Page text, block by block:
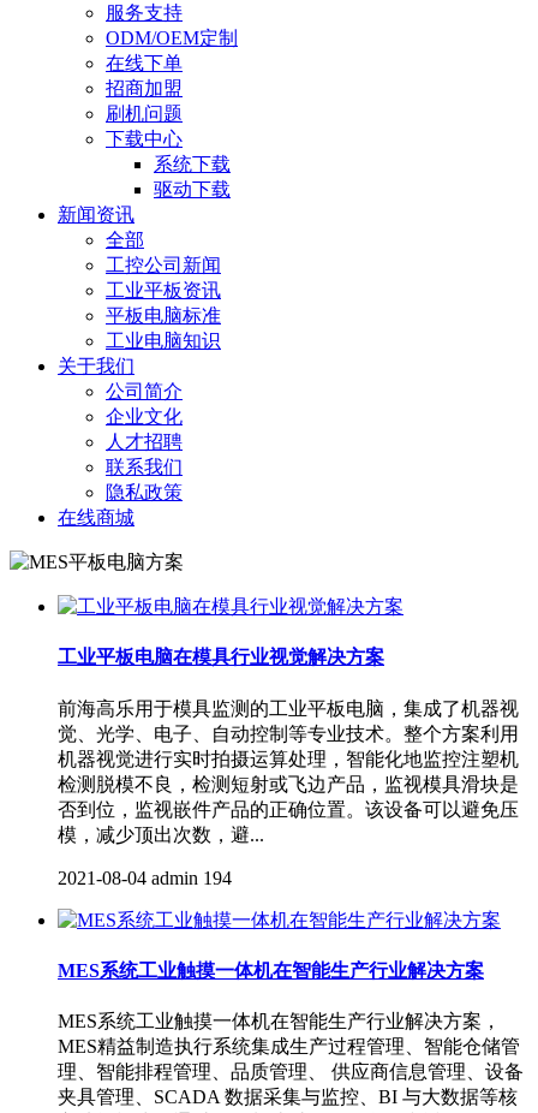
服务支持
ODM/OEM定制
在线下单
招商加盟
刷机问题
下载中心
系统下载
驱动下载
新闻资讯
全部
工控公司新闻
工业平板资讯
平板电脑标准
工业电脑知识
关于我们
公司简介
企业文化
人才招聘
联系我们
隐私政策
在线商城
工业平板电脑在模具行业视觉解决方案
前海高乐用于模具监测的工业平板电脑，集成了机器视
觉、光学、电子、自动控制等专业技术。整个方案利用
机器视觉进行实时拍摄运算处理，智能化地监控注塑机
检测脱模不良，检测短射或飞边产品，监视模具滑块是
否到位，监视嵌件产品的正确位置。该设备可以避免压
模，减少顶出次数，避...
2021-08-04 admin 194
MES系统工业触摸一体机在智能生产行业解决方案
MES系统工业触摸一体机在智能生产行业解决方案，
MES精益制造执行系统集成生产过程管理、智能仓储管
理、智能排程管理、品质管理、 供应商信息管理、设备
夹具管理、SCADA 数据采集与监控、BI 与大数据等核